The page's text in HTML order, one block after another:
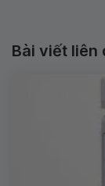
Bài viết liên